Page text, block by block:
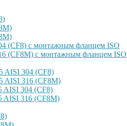
(CF8) с монтажным фланцем ISO
(CF8M) с монтажным фланцем ISO
AISI 304 (CF8)
AISI 316 (CF8M)
AISI 304 (CF8)
AISI 316 (CF8M)